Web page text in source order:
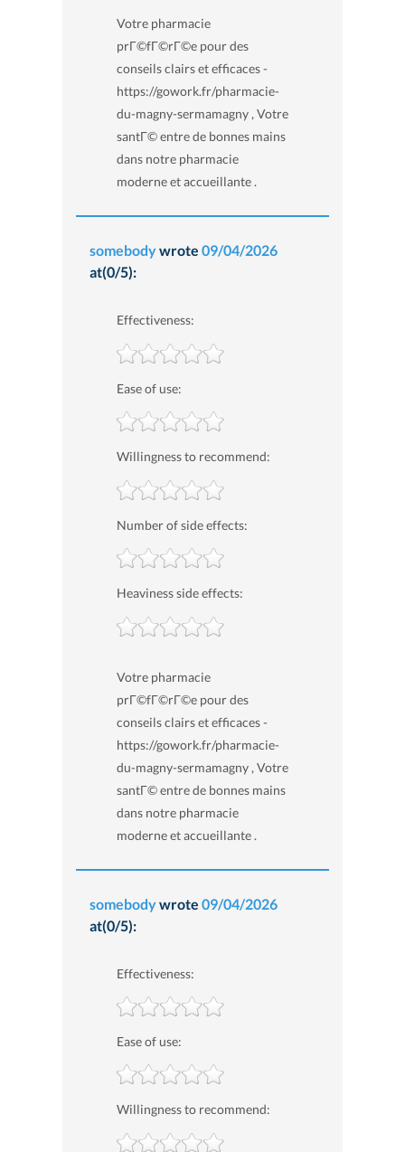
Votre pharmacie
prГ©fГ©rГ©e pour des
conseils clairs et efficaces -
https://gowork.fr/pharmacie-
du-magny-sermamagny , Votre
santГ© entre de bonnes mains
dans notre pharmacie
moderne et accueillante .
somebodywrote 09/04/2026
at(0/5):
Effectiveness:
Ease of use:
Willingness to recommend:
Number of side effects:
Heaviness side effects:
Votre pharmacie
prГ©fГ©rГ©e pour des
conseils clairs et efficaces -
https://gowork.fr/pharmacie-
du-magny-sermamagny , Votre
santГ© entre de bonnes mains
dans notre pharmacie
moderne et accueillante .
somebodywrote 09/04/2026
at(0/5):
Effectiveness:
Ease of use:
Willingness to recommend: